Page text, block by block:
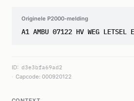
Originele P2000-melding
A1 AMBU 07122 HV WEG LETSEL
ID: d3e3bfa69ad2
Capcode: 000920122